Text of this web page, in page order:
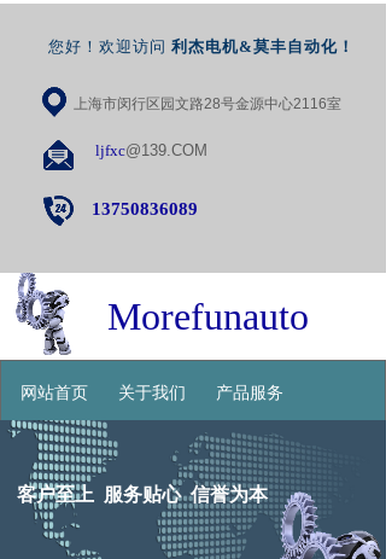
您好！欢迎访问 利杰电机&莫丰自动化 ！
上海市闵行区园文路28号金源中心2116室
ljfxc@139.COM
13750836089
Morefunauto
网站首页 关于我们 产品服务
联系我们
客户至上 服务贴心 信誉为本